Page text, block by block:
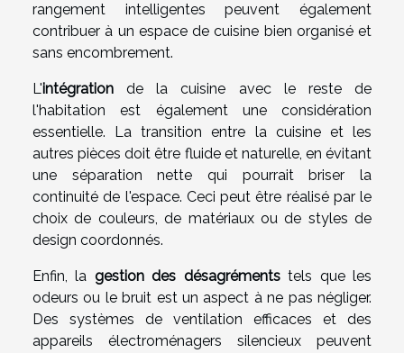
rangement intelligentes peuvent également
contribuer à un espace de cuisine bien organisé et
sans encombrement.
L'intégration de la cuisine avec le reste de
l'habitation est également une considération
essentielle. La transition entre la cuisine et les
autres pièces doit être fluide et naturelle, en évitant
une séparation nette qui pourrait briser la
continuité de l'espace. Ceci peut être réalisé par le
choix de couleurs, de matériaux ou de styles de
design coordonnés.
Enfin, la gestion des désagrémentstels que les
odeurs ou le bruit est un aspect à ne pas négliger.
Des systèmes de ventilation efficaces et des
appareils électroménagers silencieux peuvent